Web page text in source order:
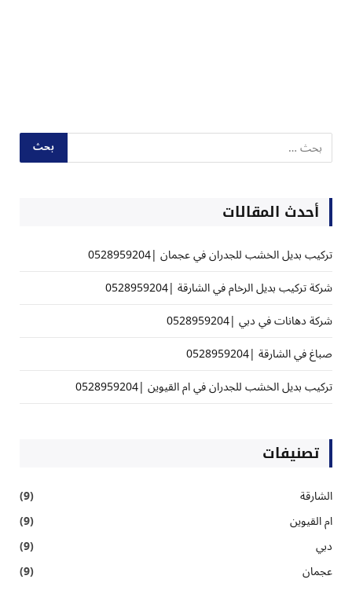
أحدث المقالات
تركيب بديل الخشب للجدران في عجمان |0528959204
شركة تركيب بديل الرخام في الشارقة |0528959204
شركة دهانات في دبي |0528959204
صباغ في الشارقة |0528959204
تركيب بديل الخشب للجدران في ام القيوين |0528959204
تصنيفات
الشارقة
(9)
ام القيوين
(9)
دبي
(9)
عجمان
(9)